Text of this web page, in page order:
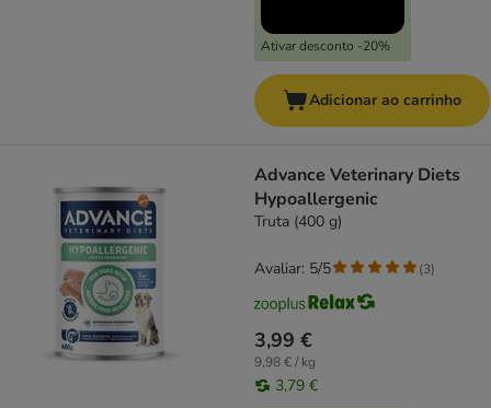
Ativar desconto -20%
Adicionar ao carrinho
Advance Veterinary Diets
Hypoallergenic
Truta (400 g)
3,99 €
9,98 € / kg
3,79 €
Avaliar: 5/5 (3)